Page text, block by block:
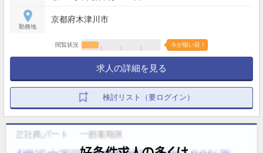
勤務地
京都府木津川市
閲覧状況 今が狙い目！
求人の詳細を見る
検討リスト（要ログイン）